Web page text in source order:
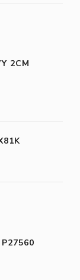
2CM